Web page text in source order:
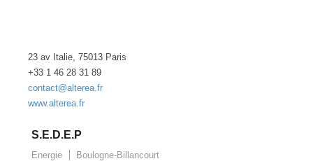
23 av Italie, 75013 Paris
+33 1 46 28 31 89
contact@alterea.fr
www.alterea.fr
S.E.D.E.P
Energie
Boulogne-Billancourt